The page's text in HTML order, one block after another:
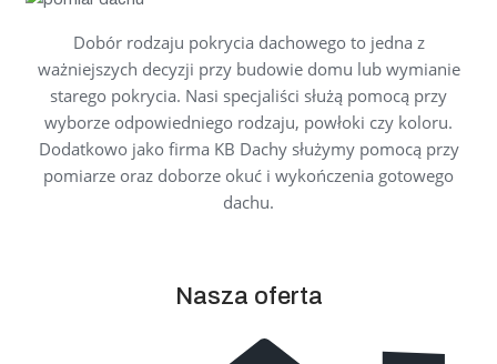
Dobór rodzaju pokrycia dachowego to jedna z
ważniejszych decyzji przy budowie domu lub wymianie
starego pokrycia. Nasi specjaliści służą pomocą przy
wyborze odpowiedniego rodzaju, powłoki czy koloru.
Dodatkowo jako firma KB Dachy służymy pomocą przy
pomiarze oraz doborze okuć i wykończenia gotowego
dachu.
Nasza oferta